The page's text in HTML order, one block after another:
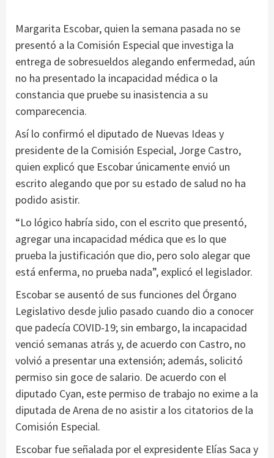
Margarita Escobar, quien la semana pasada no se
presentó a la Comisión Especial que investiga la
entrega de sobresueldos alegando enfermedad, aún
no ha presentado la incapacidad médica o la
constancia que pruebe su inasistencia a su
comparecencia.
Así lo confirmó el diputado de Nuevas Ideas y
presidente de la Comisión Especial, Jorge Castro,
quien explicó que Escobar únicamente envió un
escrito alegando que por su estado de salud no ha
podido asistir.
“Lo lógico habría sido, con el escrito que presentó,
agregar una incapacidad médica que es lo que
prueba la justificación que dio, pero solo alegar que
está enferma, no prueba nada”, explicó el legislador.
Escobar se ausentó de sus funciones del Órgano
Legislativo desde julio pasado cuando dio a conocer
que padecía COVID-19; sin embargo, la incapacidad
venció semanas atrás y, de acuerdo con Castro, no
volvió a presentar una extensión; además, solicitó
permiso sin goce de salario. De acuerdo con el
diputado Cyan, este permiso de trabajo no exime a la
diputada de Arena de no asistir a los citatorios de la
Comisión Especial.
Escobar fue señalada por el expresidente Elías Saca y